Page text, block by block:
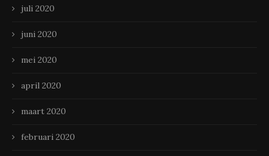
juli 2020
juni 2020
mei 2020
april 2020
maart 2020
februari 2020